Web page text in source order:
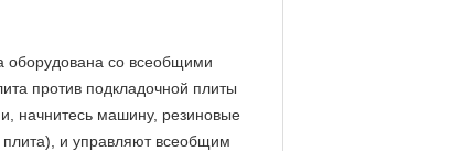
оборудована со всеобщими
против подкладочной плиты
начнитесь машину, резиновые
и управляют всеобщим